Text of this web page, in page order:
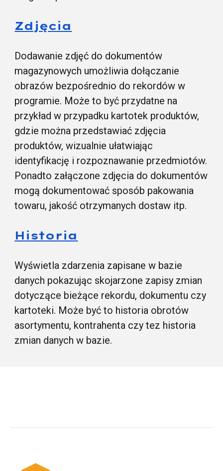
Zdjęcia
Dodawanie zdjęć do dokumentów
magazynowych umożliwia dołączanie
obrazów bezpośrednio do rekordów w
programie. Może to być przydatne na
przykład w przypadku kartotek produktów,
gdzie można przedstawiać zdjęcia
produktów, wizualnie ułatwiając
identyfikację i rozpoznawanie przedmiotów.
Ponadto załączone zdjęcia do dokumentów
mogą dokumentować sposób pakowania
towaru, jakość otrzymanych dostaw itp.
Historia
Wyświetla zdarzenia zapisane w bazie
danych pokazując skojarzone zapisy zmian
dotyczące bieżące rekordu, dokumentu czy
kartoteki. Może być to historia obrotów
asortymentu, kontrahenta czy tez historia
zmian danych w bazie.